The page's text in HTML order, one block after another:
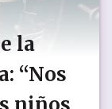
la
“Nos